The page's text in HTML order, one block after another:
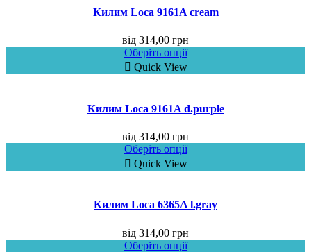
Килим Loca 9161A cream
від 314,00 грн
Оберіть опції
Quick View
Килим Loca 9161A d.purple
від 314,00 грн
Оберіть опції
Quick View
Килим Loca 6365A l.gray
від 314,00 грн
Оберіть опції